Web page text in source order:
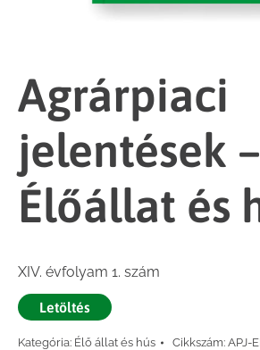
Agrárpiaci
jelentések –
Élőállat és
XIV. évfolyam 1. szám
Letöltés
Kategória: Élő állat és hús Cikkszám: APJ-